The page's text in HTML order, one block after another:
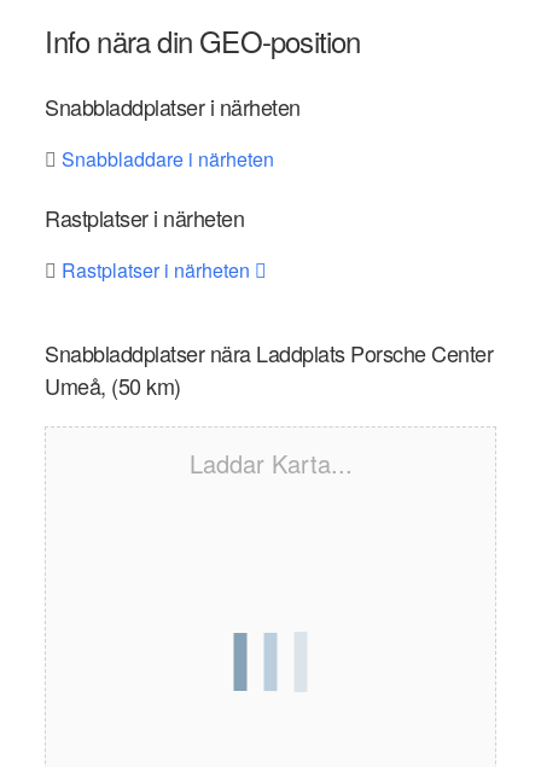
Info nära din GEO-position
Snabbladdplatser i närheten
Snabbladdare i närheten
Rastplatser i närheten
Rastplatser i närheten
Snabbladdplatser nära Laddplats Porsche Center
Umeå, (50 km)
Laddar Karta...